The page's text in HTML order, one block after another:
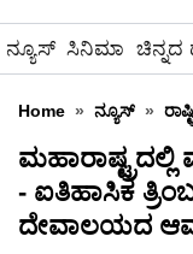
ನ್ಯೂಸ್ ಸಿನಿಮಾ ಚಿನ್ನದ
Home » ನ್ಯೂಸ್ »
- ಐತಿಹಾಸಿಕ
ದೇವಾಲಯದ